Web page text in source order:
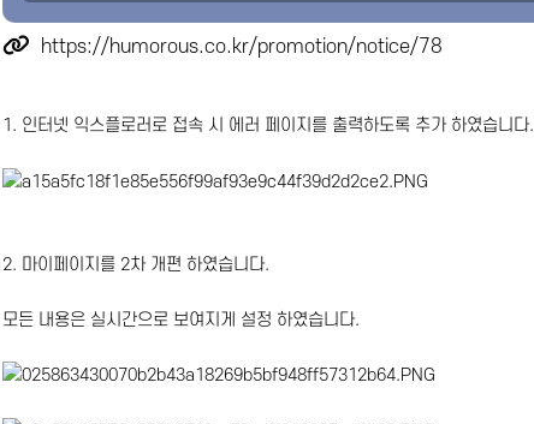
https://humorous.co.kr/promotion/notice/78
1. 인터넷 익스플로러로 접속 시 에러 페이지를 출력하도록 추가 하였습니다.
2. 마이페이지를 2차 개편 하였습니다.
모든 내용은 실시간으로 보여지게 설정 하였습니다.